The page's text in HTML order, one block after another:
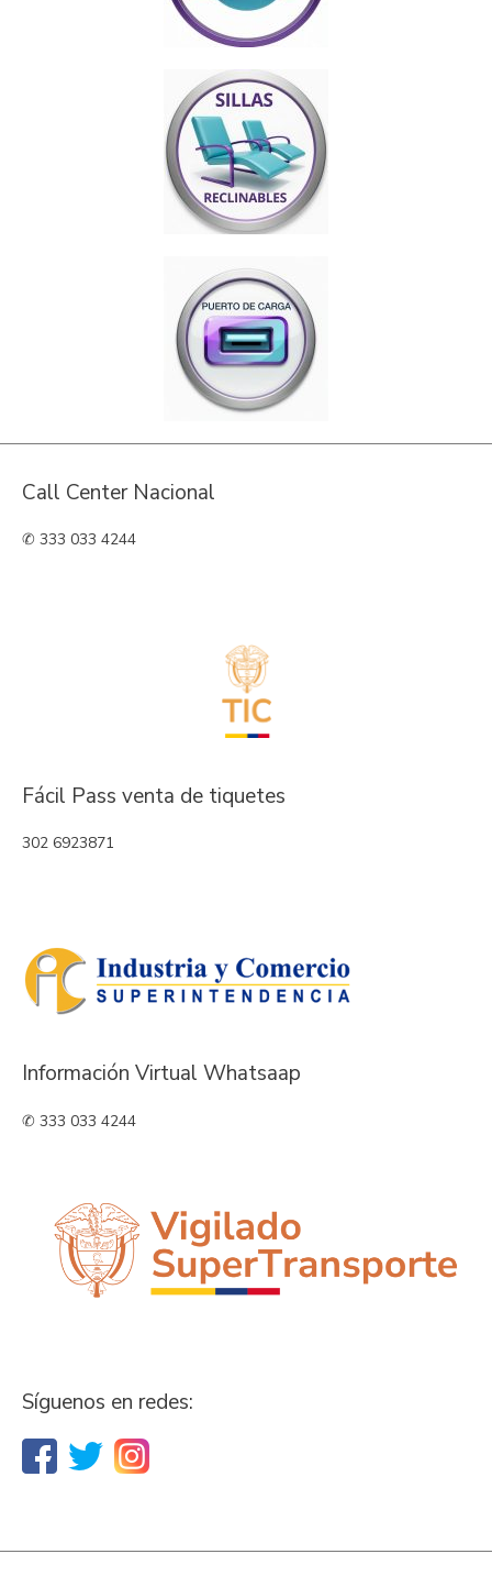
Call Center Nacional
✆ 333 033 4244
Fácil Pass venta de tiquetes
302 6923871
Información Virtual Whatsaap
✆ 333 033 4244
Síguenos en redes: